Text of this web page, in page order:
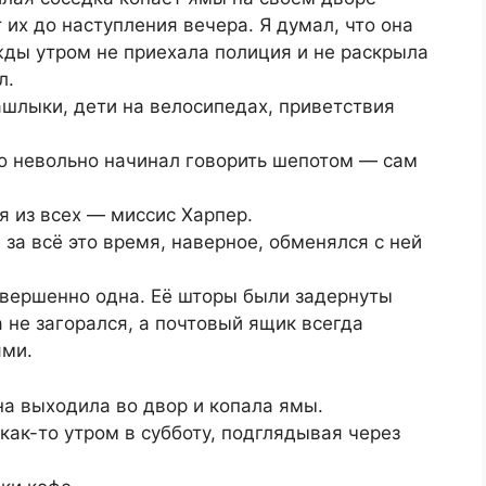
до наступления вечера. Я думал, что она
утром не приехала полиция и не раскрыла
дети на велосипедах, приветствия
начинал говорить шепотом — сам
из всех — миссис Харпер.
всё это время, наверное, обменялся с ней
одна. Её шторы были задернуты
загорался, а почтовый ящик всегда
выходила во двор и копала ямы.
то утром в субботу, подглядывая через